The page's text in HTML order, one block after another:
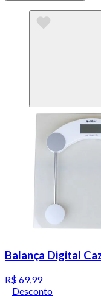
Balança Digital
R$ 69,99
Desconto